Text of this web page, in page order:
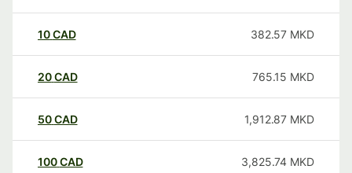
10CAD 382.57 MKD
20CAD 765.15 MKD
50CAD 1,912.87 MKD
100CAD 3,825.74 MKD